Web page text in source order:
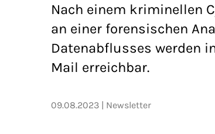
Nach einem kriminellen
an einer forensischen
Datenabflusses werden
Mail erreichbar.
09.08.2023 Newsletter